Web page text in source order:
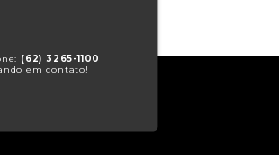
(62) 3265-1100
em contato!